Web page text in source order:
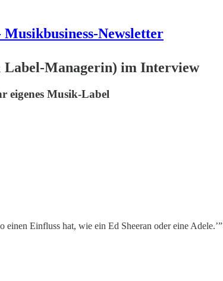
Newsletter
Label-Managerin) im Interview
eigenes Musik-Label
einen Einfluss hat, wie ein Ed Sheeran oder eine Adele.’”